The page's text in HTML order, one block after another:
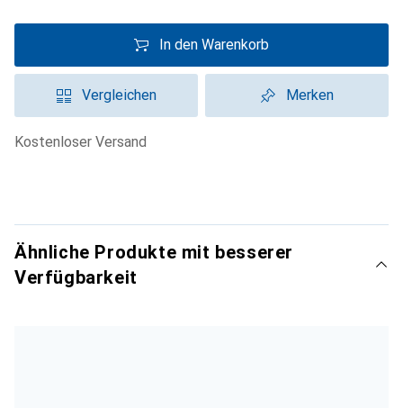
In den Warenkorb
Vergleichen Merken
kostenloser Versand
Ähnliche Produkte mit besserer
Verfügbarkeit